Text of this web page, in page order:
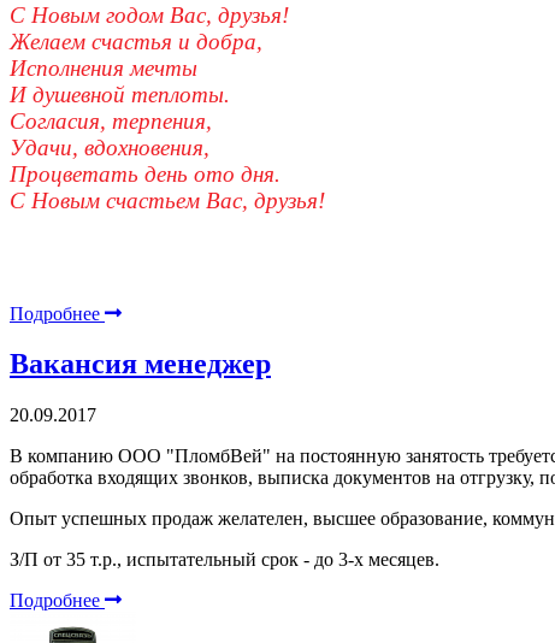
С Новым годом Вас, друзья!
Желаем счастья и добра,
Исполнения мечты
И душевной теплоты.
Согласия, терпения,
Удачи, вдохновения,
Процветать день ото дня.
С Новым счастьем Вас, друзья!
Подробнее
Вакансия менеджер
20.09.2017
В компанию ООО "ПломбВей" на постоянную занятость
обработка входящих звонков, выписка документов на
Опыт успешных продаж желателен, высшее образование,
З/П от 35 т.р., испытательный срок - до 3-х месяцев.
Подробнее